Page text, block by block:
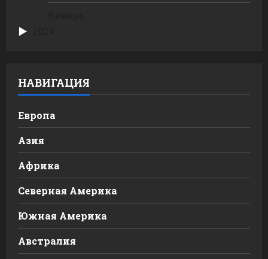
НАВИГАЦИЯ
Европа
Азия
Африка
Северная Америка
Южная Америка
Австралия